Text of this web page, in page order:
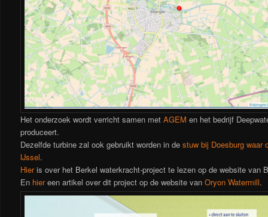
Het onderzoek wordt verricht samen metAGEM en het bedrijf
produceert.
Dezelfde turbine zal ook gebruikt worden in destuw bij Doesburg waar
IJssel.
Hieris over het Berkel waterkracht-project te lezen op de website van
En hiereen artikel over dit project op de website vanOryon Watermill.